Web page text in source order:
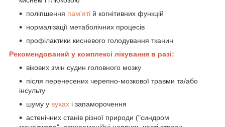
поліпшення пам'яті й когнітивних функцій
нормалізації метаболічних процесів
профілактики кисневого голодування тканин
Рекомендований у комплексі лікування в разі:
вікових змін судин головного мозку
після перенесених черепно-мозкової травми та/або
інсульту
шуму у вухах і запаморочення
астенічних станів різної природи ("синдром